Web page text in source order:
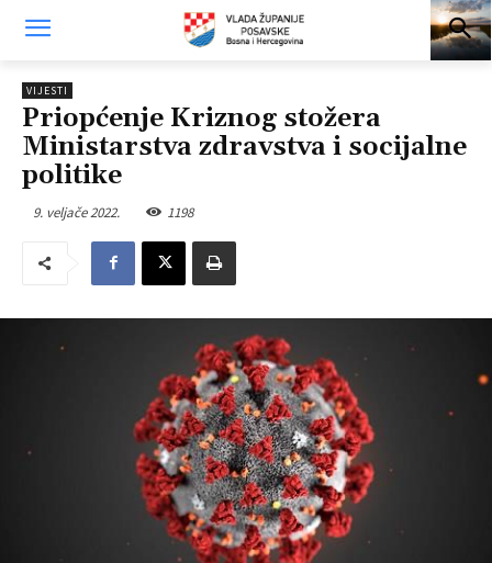
VIJESTI
Priopćenje Kriznog stožera
Ministarstva zdravstva i socijalne
politike
9. veljače 2022. 1198